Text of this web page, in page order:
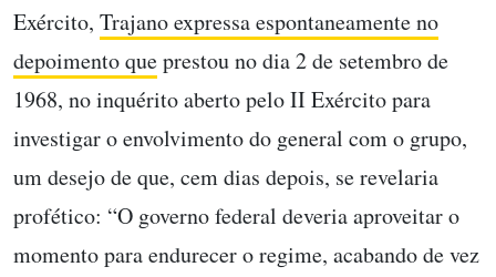
Exército, Trajano expressa espontaneamente no
depoimentoqueprestou no dia 2 de setembro de
1968, no inquérito aberto pelo II Exército para
investigar o envolvimento do general com o grupo,
um desejo de que, cem dias depois, se revelaria
profético: “O governo federal deveria aproveitar o
momento para endurecer o regime, acabando de vez